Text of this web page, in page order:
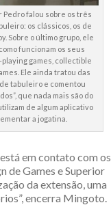
Pedro falou sobre os três
os clássicos, os de
Sobre o último grupo, ele
funcionam os seus
games, collectible
Ele ainda tratou das
tabuleiro e comentou
que nada mais são do
de algum aplicativo
a jogatina.
em contato com os
de Games e Superior
da extensão, uma
encerra Mingoto.